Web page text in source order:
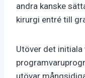
andra kanske
kirurgi entré till
Utöver det initiala
utövar